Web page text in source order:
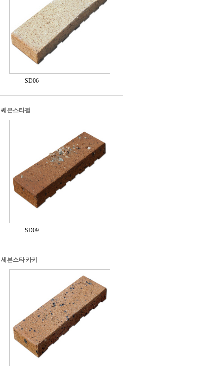
SD06
쎄븐스타펄
SD09
세븐스타 카키